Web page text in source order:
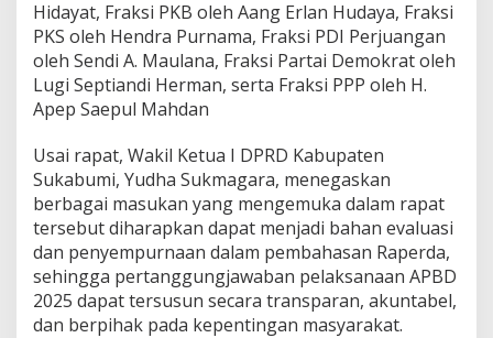
r
d
S
t
r
t
e
g
i
s
Hidayat, Fraksi PKB oleh Aang Erlan Hudaya, Fraksi
PKS oleh Hendra Purnama, Fraksi PDI Perjuangan
oleh Sendi A. Maulana, Fraksi Partai Demokrat oleh
Lugi Septiandi Herman, serta Fraksi PPP oleh H.
Apep Saepul Mahdan
Usai rapat, Wakil Ketua I DPRD Kabupaten
Sukabumi, Yudha Sukmagara, menegaskan
berbagai masukan yang mengemuka dalam rapat
tersebut diharapkan dapat menjadi bahan evaluasi
dan penyempurnaan dalam pembahasan Raperda,
sehingga pertanggungjawaban pelaksanaan APBD
2025 dapat tersusun secara transparan, akuntabel,
dan berpihak pada kepentingan masyarakat.